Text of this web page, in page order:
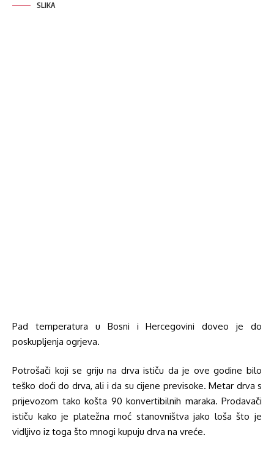
SLIKA
Pad temperatura u Bosni i Hercegovini doveo je do
poskupljenja ogrjeva.
Potrošači koji se griju na drva ističu da je ove godine bilo
teško doći do drva, ali i da su cijene previsoke. Metar drva s
prijevozom tako košta 90 konvertibilnih maraka. Prodavači
ističu kako je platežna moć stanovništva jako loša što je
vidljivo iz toga što mnogi kupuju drva na vreće.